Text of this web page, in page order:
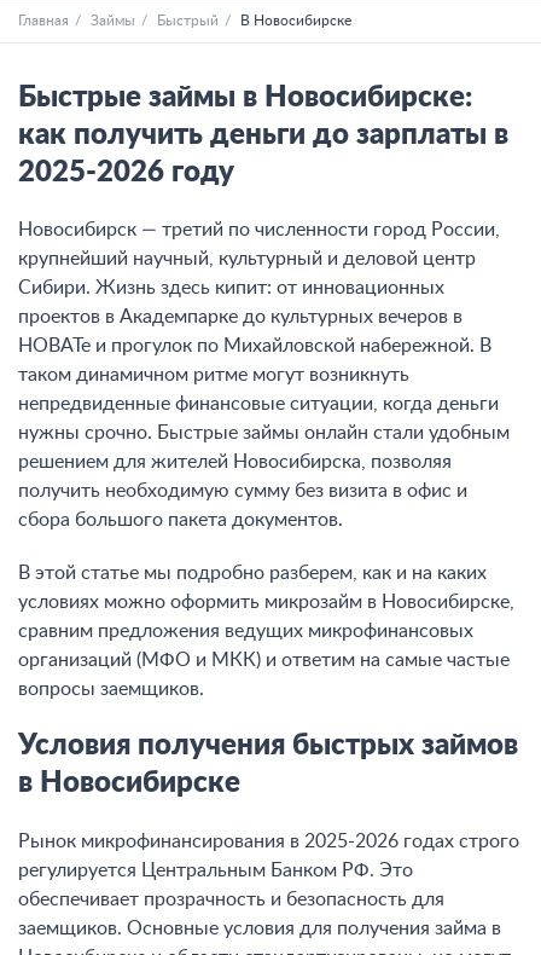
Главная Займы Быстрый В Новосибирске
Быстрые займы в Новосибирске:
как получить деньги до зарплаты в
2025-2026 году
Новосибирск — третий по численности город России,
крупнейший научный, культурный и деловой центр
Сибири. Жизнь здесь кипит: от инновационных
проектов в Академпарке до культурных вечеров в
НОВАТе и прогулок по Михайловской набережной. В
таком динамичном ритме могут возникнуть
непредвиденные финансовые ситуации, когда деньги
нужны срочно. Быстрые займы онлайн стали удобным
решением для жителей Новосибирска, позволяя
получить необходимую сумму без визита в офис и
сбора большого пакета документов.
В этой статье мы подробно разберем, как и на каких
условиях можно оформить микрозайм в Новосибирске,
сравним предложения ведущих микрофинансовых
организаций (МФО и МКК) и ответим на самые частые
вопросы заемщиков.
Условия получения быстрых займов
в Новосибирске
Рынок микрофинансирования в 2025-2026 годах строго
регулируется Центральным Банком РФ. Это
обеспечивает прозрачность и безопасность для
заемщиков. Основные условия для получения займа в